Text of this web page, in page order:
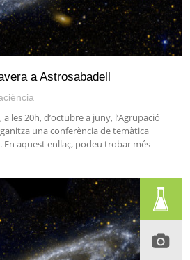
a Astrosabadell
les 20h, d’octubre a juny, l’Agrupació
una conferència de temàtica
En aquest enllaç, podeu trobar més